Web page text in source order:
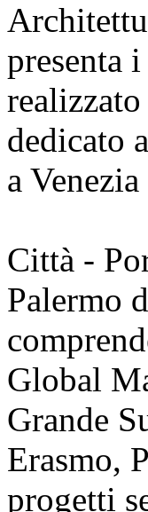
presenta
dedicato
a
Città -
Palermo
Global
Grande
Erasmo,
progetti